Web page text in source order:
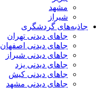
مشهد
شیراز
جاذبه‌های گردشگری
جاهای دیدنی تهران
جاهای دیدنی اصفهان
جاهای دیدنی شیراز
جاهای دیدنی یزد
جاهای دیدنی کیش
جاهای دیدنی مشهد